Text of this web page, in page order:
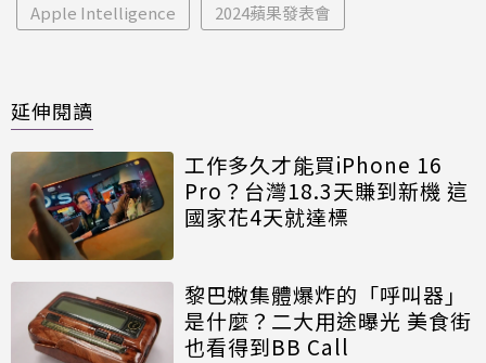
Apple Intelligence 2024蘋果發表會
延伸閱讀
工作多久才能買iPhone 16
Pro？台灣18.3天賺到新機 這
國家花4天就達標
黎巴嫩集體爆炸的「呼叫器」
是什麼？二大用途曝光 美食街
也看得到BB Call